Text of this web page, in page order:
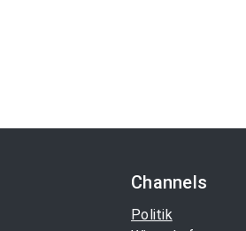
Channels
Politik